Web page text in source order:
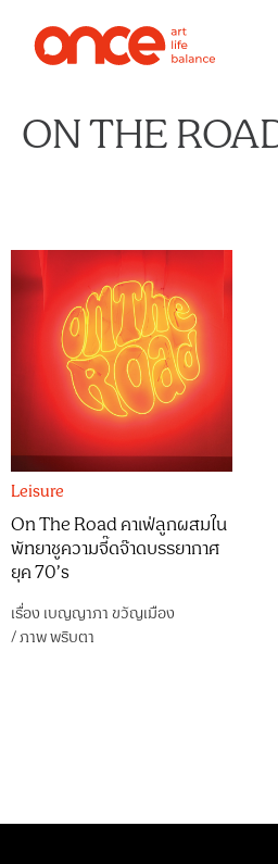
ON THE
Leisure
On The Road คาเฟ่ลูกผสมใน
พัทยาชูความจี๊ดจ๊าดบรรยากาศ
ยุค 70’s
เรื่อง เบญญาภา ขวัญเมือง
/ภาพพริบตา